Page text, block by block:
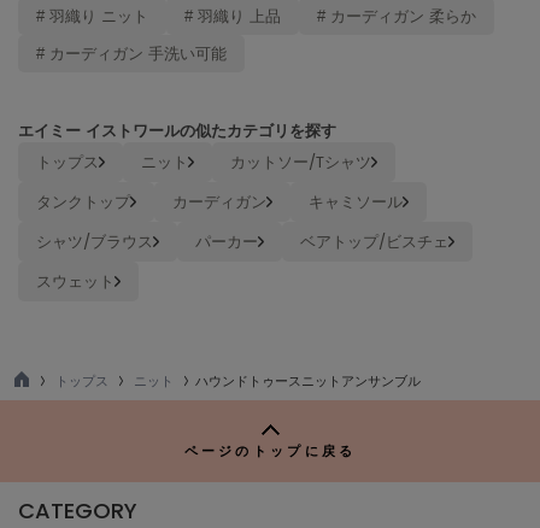
ミュシャ
nezu
NIKE
null.
On
オン
# 羽織り ニット # 羽織り 上品 # カーディガン 柔らか
# カーディガン 手洗い可能
エイミー イストワールの似たカテゴリを探す
トップス ニット
カットソー/Tシャツ
タンクトップ
カーディガン
キャミソール
シャツ/ブラウス
パーカー
ベアトップ/ビスチェ
スウェット
TO
トップス ニット ハウンドトゥースニットアンサンブル
ページのトップに戻る
CATEGORY